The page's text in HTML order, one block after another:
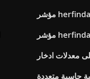
معدلات ادخار
حاسبة متعددة